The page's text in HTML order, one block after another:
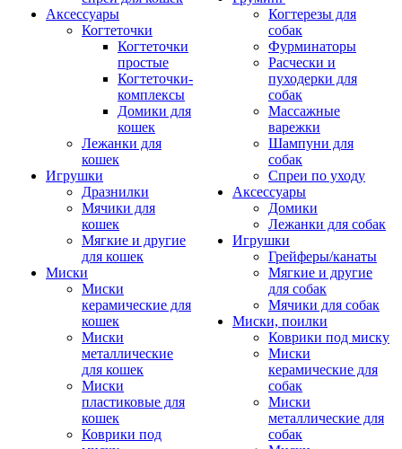
Аксессуары
Когтеточки
Когтеточки
простые
Когтеточки-
комплексы
Домики для
кошек
Лежанки для
кошек
Игрушки
Дразнилки
Мячики для
кошек
Мягкие и другие
для кошек
Миски
Миски
керамические для
кошек
Миски
металлические
для кошек
Миски
пластиковые для
кошек
Коврики под
Когтерезы для
собак
Фурминаторы
Расчески и
пуходерки для
собак
Массажные
варежки
Шампуни для
собак
Спреи по уходу
Аксессуары
Домики
Лежанки для собак
Игрушки
Грейферы/канаты
Мягкие и другие
для собак
Мячики для собак
Миски, поилки
Коврики под миску
Миски
керамические для
собак
Миски
металлические для
собак